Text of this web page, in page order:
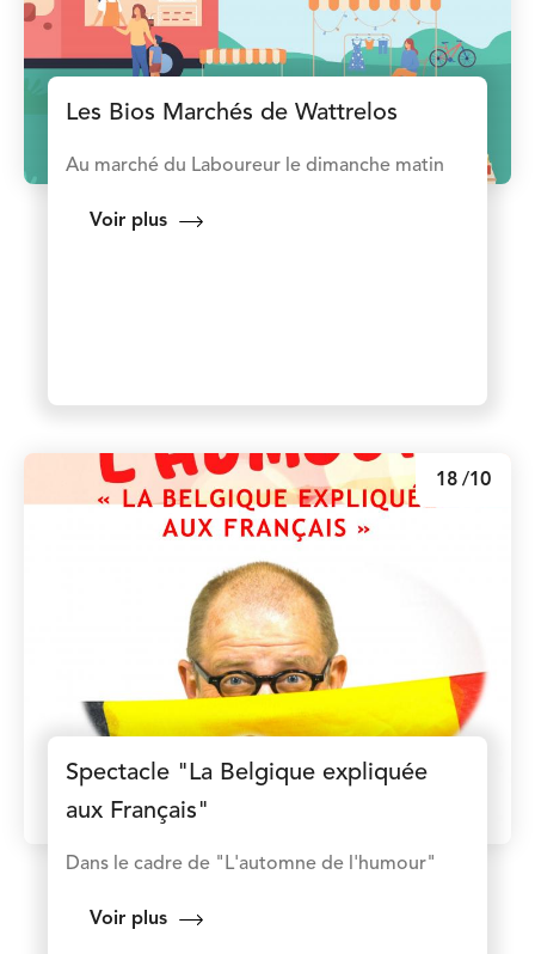
Les Bios Marchés de Wattrelos
Au marché du Laboureur le dimanche matin
Voir plus
18 /10
Spectacle "La Belgique expliquée
aux Français"
Dans le cadre de "L'automne de l'humour"
Voir plus